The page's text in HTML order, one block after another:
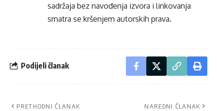
sadržaja bez navođenja izvora i linkovanja
smatra se kršenjem autorskih prava.
Podijeli članak
PRETHODNI ČLANAK NAREDNI ČLANAK